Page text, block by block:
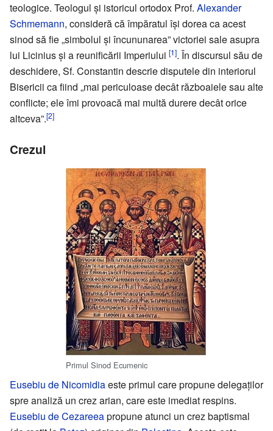
teologice. Teologul și istoricul ortodox Prof. Alexander
Schmemann, consideră că împăratul își dorea ca acest
sinod să fie „simbolul și încununarea” victoriei sale asupra
lui Licinius și a reunificării Imperiului [1]. În discursul său de
deschidere, Sf. Constantin descrie disputele din interiorul
Bisericii ca fiind „mai periculoase decât războaiele sau alte
conflicte; ele îmi provoacă mai multă durere decât orice
altceva”.[2]
Crezul
Primul Sinod Ecumenic
Eusebiu de Nicomidiaeste primul care propune delegaților
spre analiză un crez arian, care este imediat respins.
Eusebiu de Cezareeapropune atunci un crez baptismal